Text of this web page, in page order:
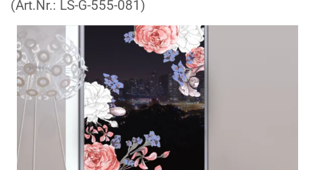
(Art.Nr.: LS-G-555-081)